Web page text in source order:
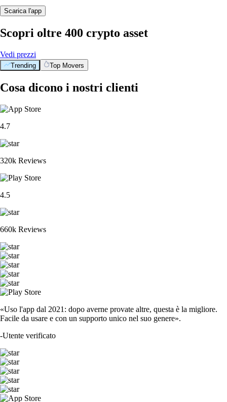
Scarica l'app
Scopri oltre 400 crypto asset
Vedi prezzi
Trending Top Movers
Cosa dicono i nostri clienti
4.7
320k Reviews
4.5
660k Reviews
«Uso l'app dal 2021: dopo averne provate altre, questa è la migliore.
Facile da usare e con un supporto unico nel suo genere».
-Utente verificato